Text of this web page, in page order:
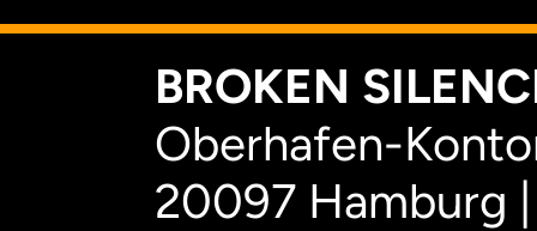
BROKEN
Oberhafen-
20097 Hamburg